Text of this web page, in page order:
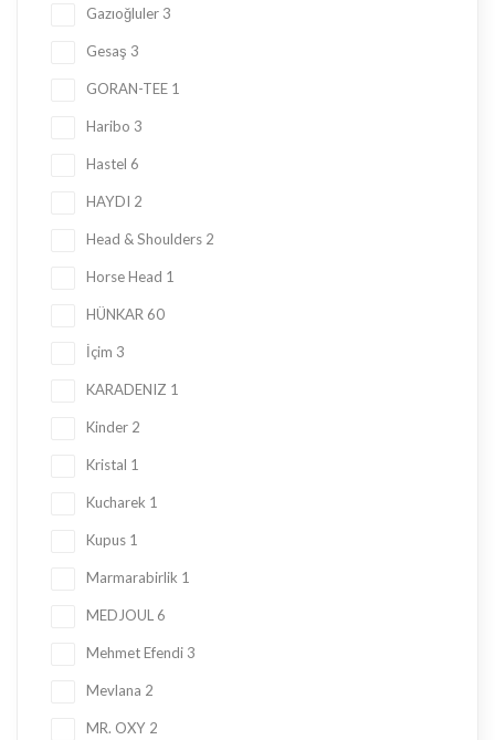
Gazıoğluler 3
Gesaş 3
GORAN-TEE 1
Haribo 3
Hastel 6
HAYDI 2
Head & Shoulders 2
Horse Head 1
HÜNKAR 60
İçim 3
KARADENIZ 1
Kinder 2
Kristal 1
Kucharek 1
Kupus 1
Marmarabirlik 1
MEDJOUL 6
Mehmet Efendi 3
Mevlana 2
MR. OXY 2